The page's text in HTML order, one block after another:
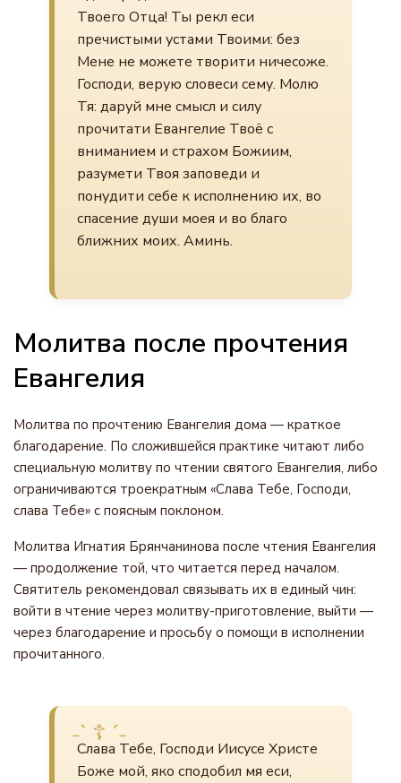
Твоего Отца! Ты рекл еси
пречистыми устами Твоими: без
Мене не можете творити ничесоже.
Господи, верую словеси сему. Молю
Тя: даруй мне смысл и силу
прочитати Евангелие Твоё с
вниманием и страхом Божиим,
разумети Твоя заповеди и
понудити себе к исполнению их, во
спасение души моея и во благо
ближних моих. Аминь.
Молитва после прочтения
Евангелия
Молитва по прочтению Евангелия дома — краткое
благодарение. По сложившейся практике читают либо
специальную молитву по чтении святого Евангелия, либо
ограничиваются троекратным «Слава Тебе, Господи,
слава Тебе» с поясным поклоном.
Молитва Игнатия Брянчанинова после чтения Евангелия
— продолжение той, что читается перед началом.
Святитель рекомендовал связывать их в единый чин:
войти в чтение через молитву-приготовление, выйти —
через благодарение и просьбу о помощи в исполнении
прочитанного.
Слава Тебе, Господи Иисусе Христе
Боже мой, яко сподобил мя еси,